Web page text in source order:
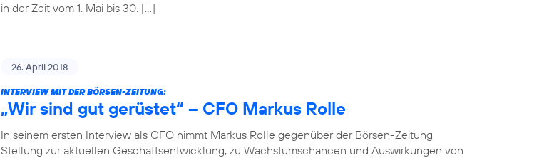
in der Zeit vom 1. Mai bis 30. […]
26. April 2018
INTERVIEW MIT DER BÖRSEN-ZEITUNG:
„Wir sind gut gerüstet“ – CFO Markus Rolle
In seinem ersten Interview als CFO nimmt Markus Rolle gegenüber der Börsen-Zeitung
Stellung zur aktuellen Geschäftsentwicklung, zu Wachstumschancen und Auswirkungen von